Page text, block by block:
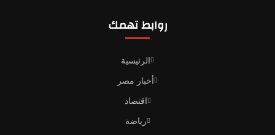
روابط تهمك
الرئيسية
أخبار مصر
اقتصاد
رياضة